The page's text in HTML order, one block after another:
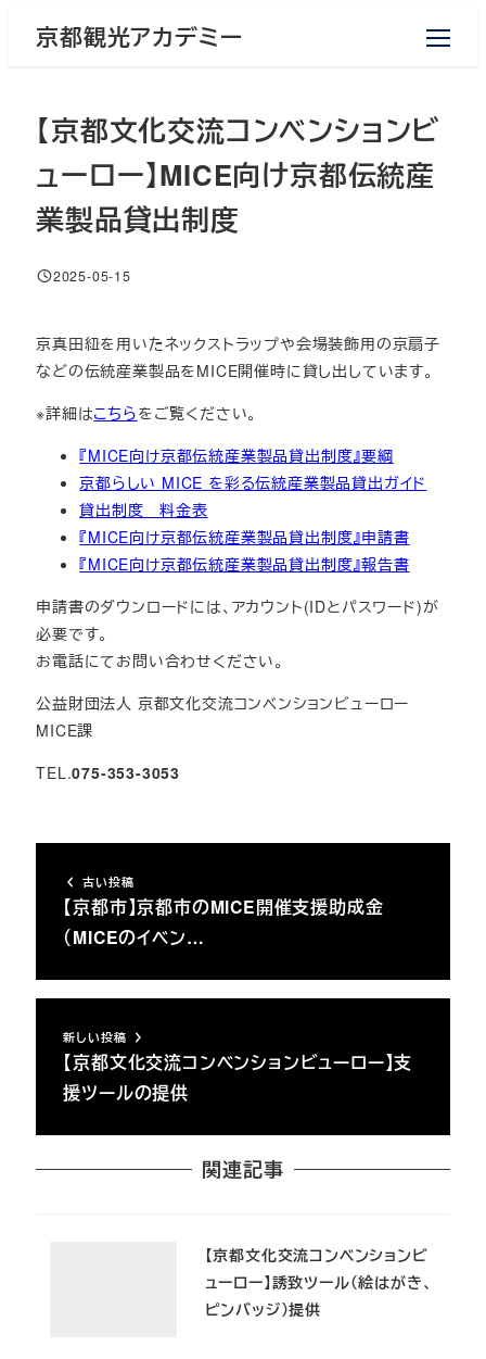
京都観光アカデミー
【京都文化交流コンベンションビ
ューロー】MICE向け京都伝統産
業製品貸出制度
投稿日
2025-05-15
京真田紐を用いたネックストラップや会場装飾用の京扇子
などの伝統産業製品をMICE開催時に貸し出しています。
※詳細はこちらをご覧ください。
『MICE向け京都伝統産業製品貸出制度』要綱
京都らしい MICE を彩る伝統産業製品貸出ガイド
貸出制度 料金表
『MICE向け京都伝統産業製品貸出制度』申請書
『MICE向け京都伝統産業製品貸出制度』報告書
申請書のダウンロードには、アカウント(IDとパスワード)が
必要です。
お電話にてお問い合わせください。
公益財団法人 京都文化交流コンベンションビューロー
MICE課
TEL.075-353-3053
古い投稿
【京都市】京都市のMICE開催支援助成金
（MICEのイベン…
新しい投稿
【京都文化交流コンベンションビューロー】支
援ツールの提供
関連記事
【京都文化交流コンベンションビ
ューロー】誘致ツール（絵はがき、
ピンバッジ）提供